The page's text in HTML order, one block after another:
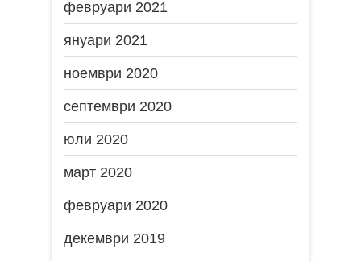
февруари 2021
януари 2021
ноември 2020
септември 2020
юли 2020
март 2020
февруари 2020
декември 2019